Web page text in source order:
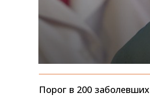
Порог в 200